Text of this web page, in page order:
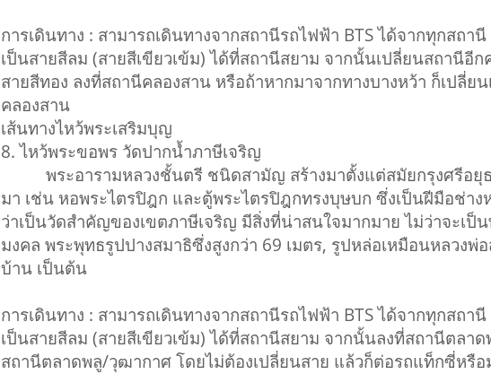
การเดินทาง : สามารถเดินทางจากสถานีรถไฟฟ้า BTS ได้จากทุกสถ
เป็นสายสีลม (สายสีเขียวเข้ม) ได้ที่สถานีสยาม จากนั้นเปลี่ยนสถานีอี
สายสีทอง ลงที่สถานีคลองสาน หรือถ้าหากมาจากทางบางหว้า ก็เปลี่
คลองสาน
เส้นทางไหว้พระเสริมบุญ
8. ไหว้พระขอพร วัดปากน้ำภาษีเจริญ
พระอารามหลวงชั้นตรี ชนิดสามัญ สร้างมาตั้งแต่สมัยกรุงศรีอยุธ
มา เช่น หอพระไตรปิฎก และตู้พระไตรปิฎกทรงบุษบก ซึ่งเป็นฝีมือช่า
ว่าเป็นวัดสำคัญของเขตภาษีเจริญ มีสิ่งที่น่าสนใจมากมาย ไม่ว่าจะเป็
มงคล พระพุทธรูปปางสมาธิซึ่งสูงกว่า 69 เมตร, รูปหล่อเหมือนหลว
บ้าน เป็นต้น
การเดินทาง : สามารถเดินทางจากสถานีรถไฟฟ้า BTS ได้จากทุกสถ
เป็นสายสีลม (สายสีเขียวเข้ม) ได้ที่สถานีสยาม จากนั้นลงที่สถานีตลา
สถานีตลาดพลู/วุฒากาศ โดยไม่ต้องเปลี่ยนสาย แล้วก็ต่อรถแท็กซี่หรือ